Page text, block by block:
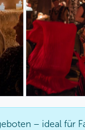
– ideal für